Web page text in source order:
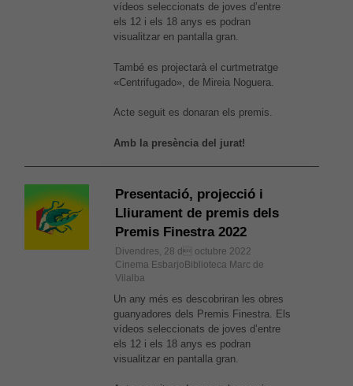
vídeos seleccionats de joves d’entre
els 12 i els 18 anys es podran
visualitzar en pantalla gran.
També es projectarà el curtmetratge
«Centrifugado», de Mireia Noguera.
Acte seguit es donaran els premis.
Amb la presència del jurat!
Presentació, projecció i
Lliurament de premis dels
Premis Finestra 2022
Divendres, 28 d octubre 2022
Cinema EsbarjoBiblioteca Marc de
Vilalba
Un any més es descobriran les obres
guanyadores dels Premis Finestra. Els
vídeos seleccionats de joves d’entre
els 12 i els 18 anys es podran
visualitzar en pantalla gran.